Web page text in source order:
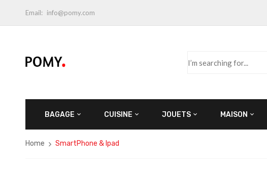
Email: info@pomy.com
BAGAGE CUISINE JOUETS MAISON
Home SmartPhone & Ipad